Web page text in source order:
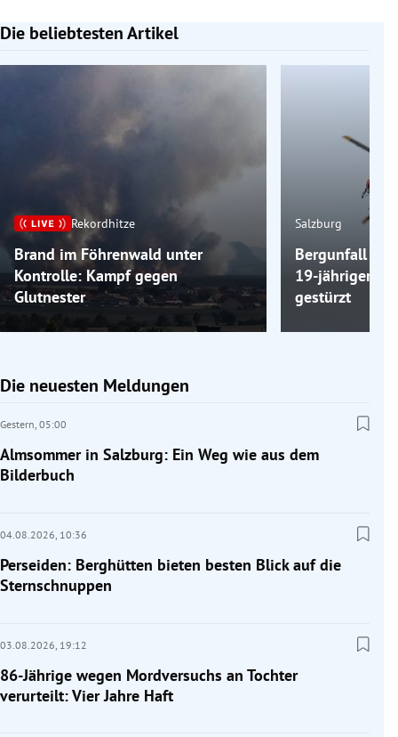
Die beliebtesten Artikel
Slide 1 von 7
Rekordhitze
Brand im Föhrenwald unter
Kontrolle: Kampf gegen
Glutnester
Salzburg
Bergunfall am
19-jähriger
gestürzt
Die neuesten Meldungen
Gestern, 05:00
Almsommer in Salzburg: Ein Weg wie aus dem
Bilderbuch
04.08.2026, 10:36
Perseiden: Berghütten bieten besten Blick auf die
Sternschnuppen
03.08.2026, 19:12
86-Jährige wegen Mordversuchs an Tochter
verurteilt: Vier Jahre Haft